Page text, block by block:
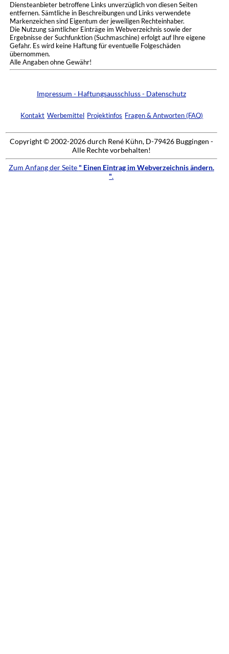
Diensteanbieter betroffene Links unverzüglich von diesen Seiten
entfernen. Sämtliche in Beschreibungen und Links verwendete
Markenzeichen sind Eigentum der jeweiligen Rechteinhaber.
Die Nutzung sämtlicher Einträge im Webverzeichnis sowie der
Ergebnisse der Suchfunktion (Suchmaschine) erfolgt auf Ihre eigene
Gefahr. Es wird keine Haftung für eventuelle Folgeschäden
übernommen.
Alle Angaben ohne Gewähr!
Impressum - Haftungsausschluss - Datenschutz
Kontakt Werbemittel Projektinfos Fragen & Antworten (FAQ)
Copyright © 2002-2026 durch René Kühn, D-79426 Buggingen -
Alle Rechte vorbehalten!
Zum Anfang der Seite " Einen Eintrag im Webverzeichnis ändern.
".